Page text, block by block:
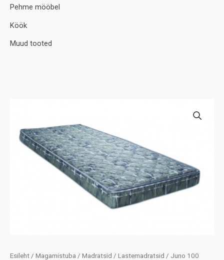
Pehme mööbel
Köök
Muud tooted
Esileht / Magamistuba / Madratsid / Lastemadratsid / Juno 100